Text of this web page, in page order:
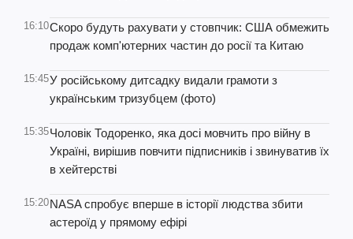
16:10Скоро будуть рахувати у стовпчик: США обмежить
продаж комп'ютерних частин до росії та Китаю
15:45У російському дитсадку видали грамоти з
українським тризубцем (фото)
15:35Чоловік Тодоренко, яка досі мовчить про війну в
Україні, вирішив повчити підписників і звинуватив їх
в хейтерстві
15:20NASA спробує вперше в історії людства збити
астероїд у прямому ефірі